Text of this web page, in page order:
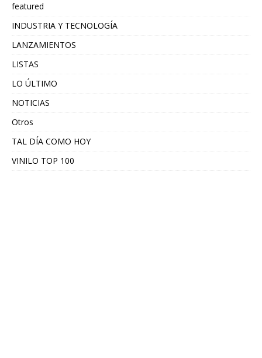
featured
INDUSTRIA Y TECNOLOGÍA
LANZAMIENTOS
LISTAS
LO ÚLTIMO
NOTICIAS
Otros
TAL DÍA COMO HOY
VINILO TOP 100